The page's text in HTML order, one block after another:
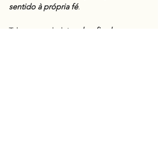
sentido à própria fé.
Talvez o verdadeiro
desafio das